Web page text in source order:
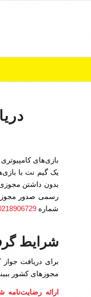
بازی‌های
یک گیم نت با
بدون داشتن مجوزی
رسمی صدور مجوز
شماره
شرایط
برای دریافت
مجوزهای کشور
ارائه رضایت‌نامه